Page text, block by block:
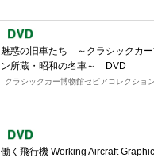
魅惑の旧車たち ～クラシックカー
ン所蔵・昭和の名車～ DVD
クラシックカー博物館セピアコレクショ
働く飛行機 Working Aircraft Graphic